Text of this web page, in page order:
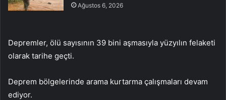
Ağustos 6, 2026
Depremler, ölü sayısının 39 bini aşmasıyla yüzyılın felaketi
olarak tarihe geçti.
Deprem bölgelerinde arama kurtarma çalışmaları devam
ediyor.